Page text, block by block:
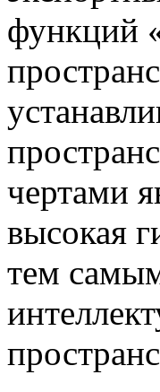
функций
чертами
высокая
тем